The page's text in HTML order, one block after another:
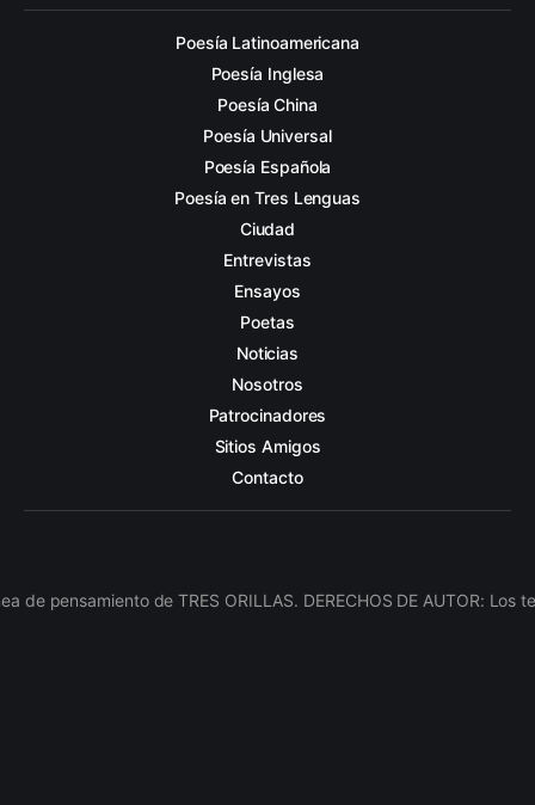
Poesía Latinoamericana
Poesía Inglesa
Poesía China
Poesía Universal
Poesía Española
Poesía en Tres Lenguas
Ciudad
Entrevistas
Ensayos
Poetas
Noticias
Nosotros
Patrocinadores
Sitios Amigos
Contacto
pensamiento de TRES ORILLAS. DERECHOS DE